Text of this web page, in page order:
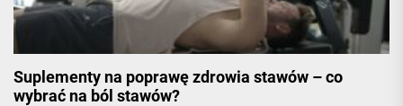
Suplementy na poprawę zdrowia stawów – co
wybrać na ból stawów?